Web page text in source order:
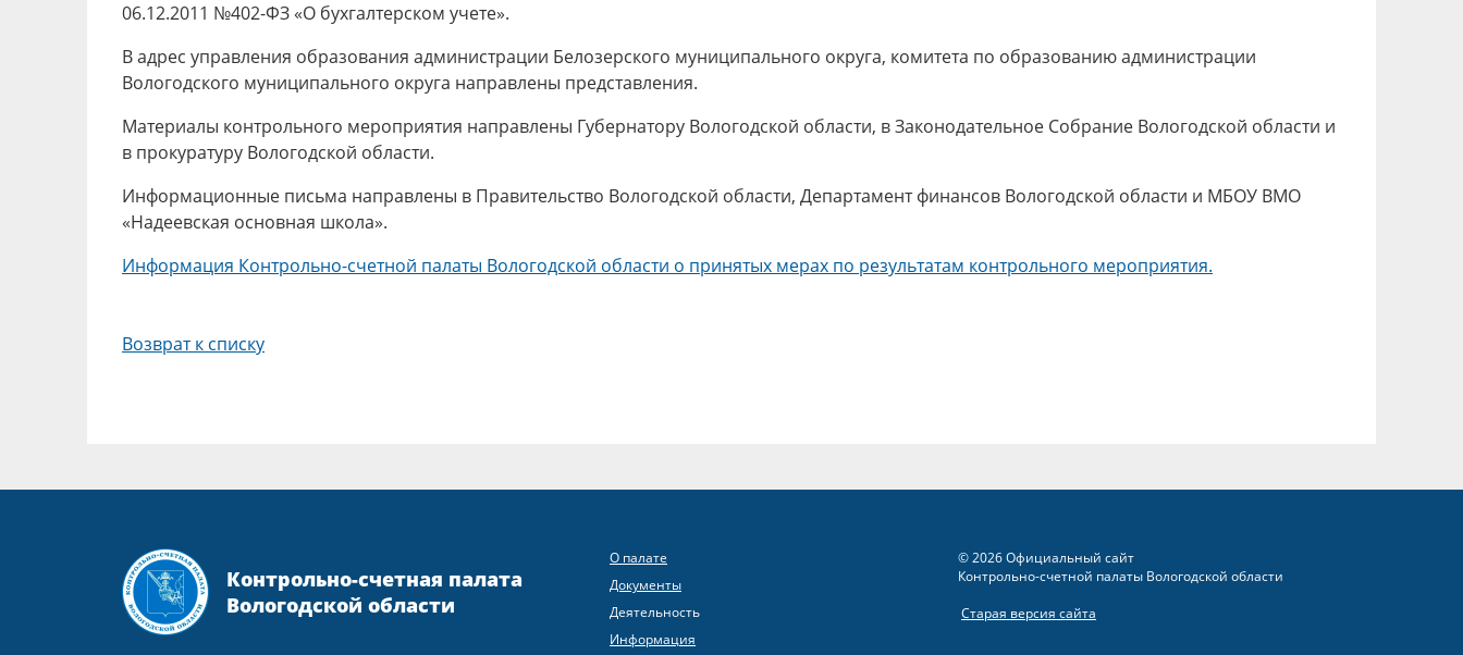
06.12.2011 №402-ФЗ «О бухгалтерском учете».
В адрес управления образования администрации Белозерского муниципального округа, комитета по образованию администрации
Вологодского муниципального округа направлены представления.
Материалы контрольного мероприятия направлены Губернатору Вологодской области, в Законодательное Собрание Вологодской области и
в прокуратуру Вологодской области.
Информационные письма направлены в Правительство Вологодской области, Департамент финансов Вологодской области и МБОУ ВМО
«Надеевская основная школа».
Информация Контрольно-счетной палаты Вологодской области о принятых мерах по результатам контрольного мероприятия.
Возврат к списку
Контрольно-счетная палата
Вологодской области
О палате
Документы
Деятельность
Информация
© 2026 Официальный сайт
Контрольно-счетной палаты Вологодской области
Старая версия сайта